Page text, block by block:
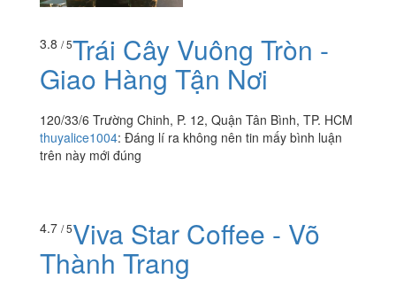
3.8 / 5Trái Cây Vuông Tròn -
Giao Hàng Tận Nơi
120/33/6 Trường Chinh, P. 12, Quận Tân Bình, TP. HCM
thuyalice1004: Đáng lí ra không nên tin mấy bình luận
trên này mới đúng